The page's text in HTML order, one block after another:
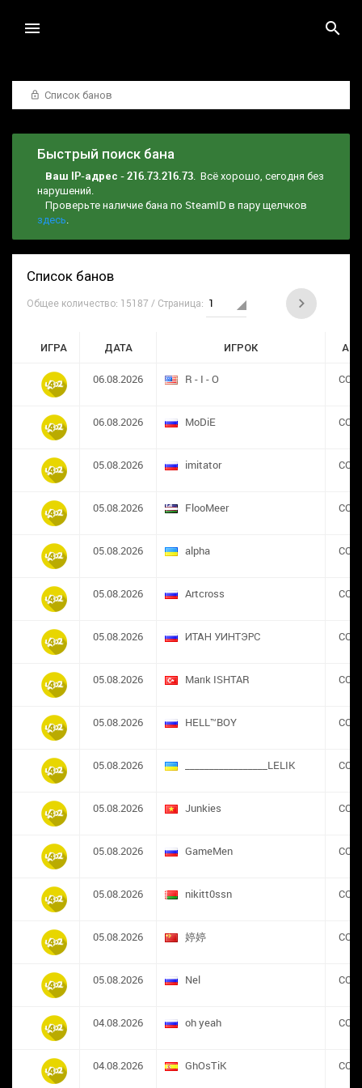
Список банов
Быстрый поиск бана
Ваш IP-адрес - 216.73.216.73. Всё хорошо, сегодня без
нарушений.
Проверьте наличие бана по SteamID в пару щелчков
здесь.
Список банов
Общее количество: 15187 / Страница:
ИГРА ДАТА ИГРОК
06.08.2026 R - I - O
06.08.2026 MoDiE
05.08.2026 imitator
05.08.2026 FlooMeer
05.08.2026 alpha
05.08.2026 Artcross
05.08.2026 ИТАН УИНТЭРС
05.08.2026 Marık ISHTAR
05.08.2026 HELL™BOY
05.08.2026 _________________LELIK
05.08.2026 Junkies
05.08.2026 GameMen
05.08.2026 nikitt0ssn
05.08.2026 婷婷
05.08.2026 Nel
04.08.2026 oh yeah
04.08.2026 GhOsTiK